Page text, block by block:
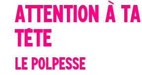
ATTENTION À TA
TÊTE
LE POLPESSE